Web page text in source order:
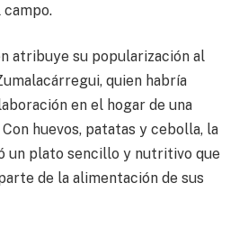
atribuye su popularización al
quien habría
en el hogar de una
huevos, patatas y cebolla, la
un plato sencillo y nutritivo que
de la alimentación de sus